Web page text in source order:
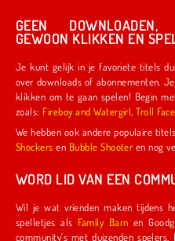
GEEN DOWNLOADEN,
GEWOON KLIKKEN EN
Je kunt gelijk in je favoriete titels
over downloads of abonnementen.
klikken om te gaan spelen! Begin met spelletjes die door ons zijn
zoals:
Fireboy and Watergirl ,Troll
Shockers en Bubble Shooter en
WORD LID VAN EEN
Wil je wat vrienden maken tijdens
spelletjes als
Family Barn en
community's met duizenden